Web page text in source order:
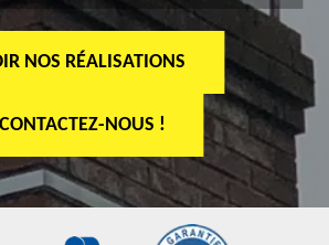
NOS RÉALISATIONS
CONTACTEZ-NOUS !